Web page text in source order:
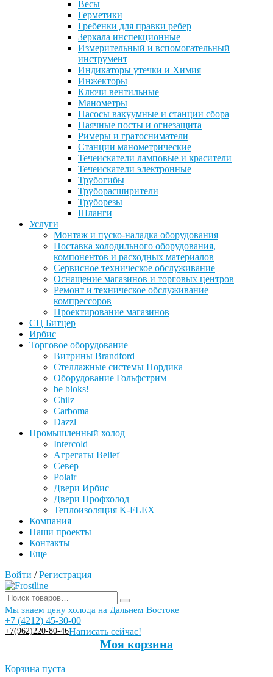
Весы
Герметики
Гребенки для правки ребер
Зеркала инспекционные
Измерительный и вспомогательный
инструмент
Индикаторы утечки и Химия
Инжекторы
Ключи вентильные
Манометры
Насосы вакуумные и станции сбора
Паячные посты и огнезащита
Римеры и гратосниматели
Станции манометрические
Течеискатели ламповые и красители
Течеискатели электронные
Трубогибы
Труборасширители
Труборезы
Шланги
Услуги
Монтаж и пуско-наладка оборудования
Поставка холодильного оборудования,
компонентов и расходных материалов
Сервисное техническое обслуживание
Оснащение магазинов и торговых центров
Ремонт и техническое обслуживание
компрессоров
Проектирование магазинов
СЦ Битцер
Ирбис
Торговое оборудование
Витрины Brandford
Стеллажные системы Нордика
Оборудование Гольфстрим
be bloks!
Chilz
Carboma
Dazzl
Промышленный холод
Intercold
Агрегаты Belief
Север
Polair
Двери Ирбис
Двери Профхолод
Теплоизоляция K-FLEX
Компания
Наши проекты
Контакты
Еще
Войти / Регистрация
Мы знаем цену холода на Дальнем Востоке
+7 (4212) 45-30-00
+7(962)220-80-46Написать сейчас!
Моя корзина
Корзина пуста